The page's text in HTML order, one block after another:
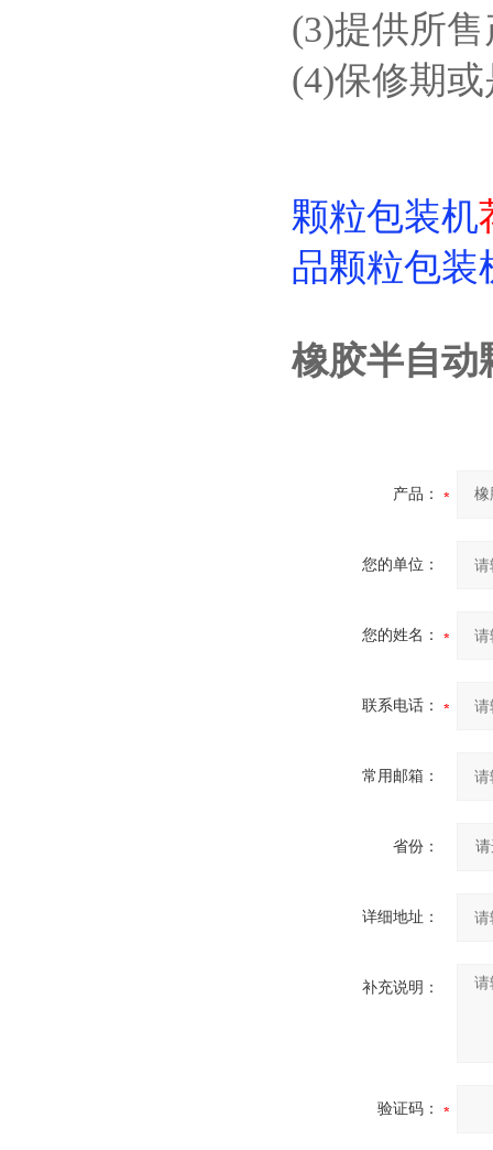
(3)提供所
(4)保修期
颗粒包装机
品颗粒包装
橡胶半自动
产品：
您的单位：
您的姓名：
联系电话：
常用邮箱：
省份：
详细地址：
补充说明：
验证码：